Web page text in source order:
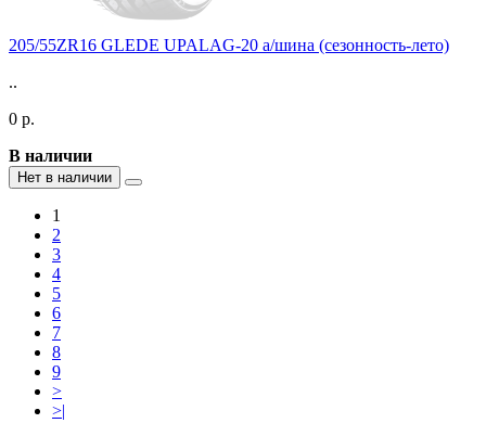
205/55ZR16 GLEDE UPALAG-20 а/шина (сезонность-лето)
..
0 р.
В наличии
Нет в наличии
1
2
3
4
5
6
7
8
9
>
>|